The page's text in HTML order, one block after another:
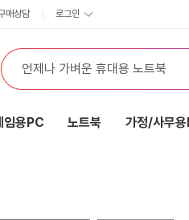
매상담 로그인
임용PC 노트북 가정/사무